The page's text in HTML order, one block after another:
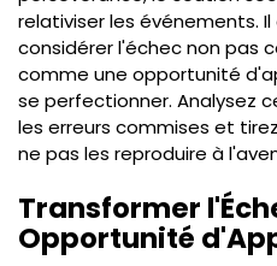
relativiser les événements.
considérer l'échec non pas
comme une opportunité
se perfectionner. Analysez
les erreurs commises et
ne pas les reproduire à
Transformer
Opportunité